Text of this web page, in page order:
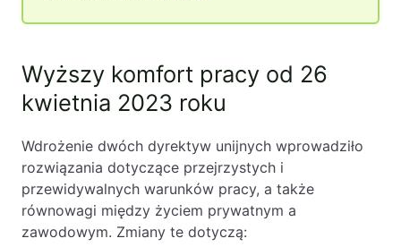
Wyższy komfort pracy od 26
kwietnia 2023 roku
Wdrożenie dwóch dyrektyw unijnych wprowadziło
rozwiązania dotyczące przejrzystych i
przewidywalnych warunków pracy, a także
równowagi między życiem prywatnym a
zawodowym. Zmiany te dotyczą: